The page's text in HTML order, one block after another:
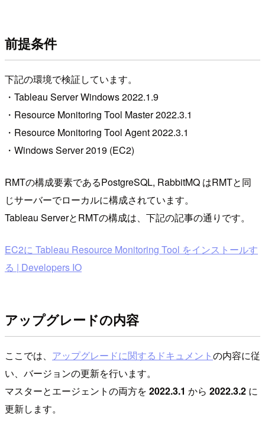
前提条件
下記の環境で検証しています。
・Tableau Server Windows 2022.1.9
・Resource Monitoring Tool Master 2022.3.1
・Resource Monitoring Tool Agent 2022.3.1
・Windows Server 2019 (EC2)
RMTの構成要素であるPostgreSQL, RabbitMQ はRMTと同
じサーバーでローカルに構成されています。
Tableau ServerとRMTの構成は、下記の記事の通りです。
EC2に Tableau Resource Monitoring Tool をインストールす
る | Developers IO
アップグレードの内容
ここでは、 アップグレードに関するドキュメントの内容に従
い、バージョンの更新を行います。
マスターとエージェントの両方を 2022.3.1 から 2022.3.2 に
更新します。